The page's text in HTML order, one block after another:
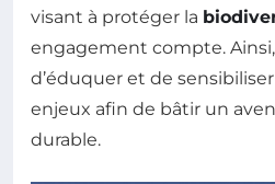
visant à protéger la
engagement compte. Ainsi,
d’éduquer et de
enjeux afin de bâtir un
durable.